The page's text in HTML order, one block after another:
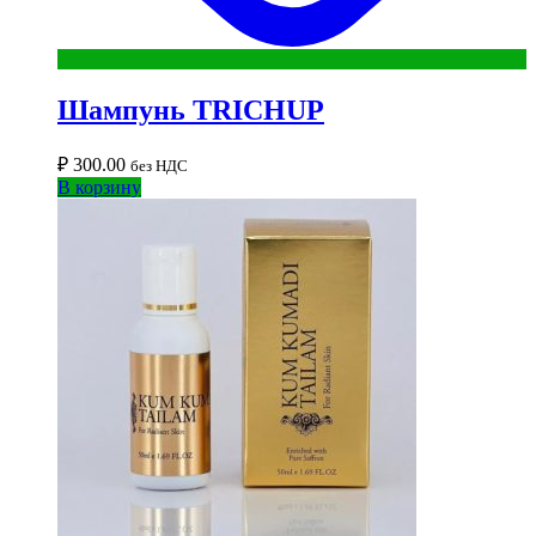
Шампунь TRICHUP
₽ 300.00 без НДС
В корзину